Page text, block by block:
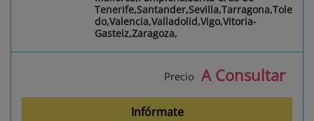
Tenerife,Santander,Sevilla,Tarragona,Tole
do,Valencia,Valladolid,Vigo,Vitoria-
Gasteiz,Zaragoza,
Precio A Consultar
Infórmate